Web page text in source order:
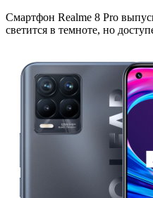
Смартфон Realme 8 Pro
светится в темноте, но